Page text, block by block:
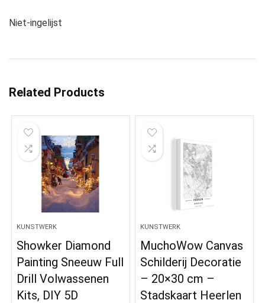
Niet-ingelijst
Related Products
KUNSTWERK
Showker Diamond
Painting Sneeuw Full
Drill Volwassenen
Kits, DIY 5D
KUNSTWERK
MuchoWow Canvas
Schilderij Decoratie
– 20×30 cm –
Stadskaart Heerlen